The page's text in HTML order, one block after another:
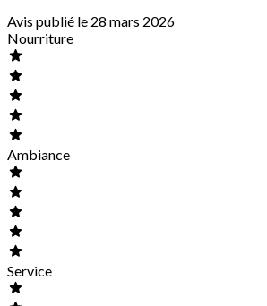
Avis publié le 28 mars 2026
Nourriture
Ambiance
Service